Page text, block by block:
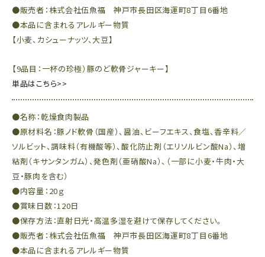
●販売者：株式会社伍魚福 神戸市長田区海運町8丁目6番地
●本品に含まれるアレルギー物質
【小麦、カシューナッツ、大豆】
【9品目：一杯の珍極）豚のど軟骨ジャーキー】
単品はこちら>>
●名称：乾燥食肉製品
●原材料名：豚ノド軟骨（国産）、醤油、ビーフエキス、食塩、香辛料／
ソルビット、調味料（有機酸等）、酸化防止剤（エリソルビン酸Na）、増
粘剤（キサンタンガム）、発色剤（亜硝酸Na）、（一部に小麦・牛肉・大
豆・豚肉を含む）
●内容量：20ｇ
●賞味日数：120日
●保存方法：直射日光・高温多湿を避けて保存してください。
●販売者：株式会社伍魚福 神戸市長田区海運町8丁目6番地
●本品に含まれるアレルギー物質